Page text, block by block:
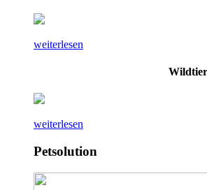
weiterlesen
weiterlesen
Petsolution